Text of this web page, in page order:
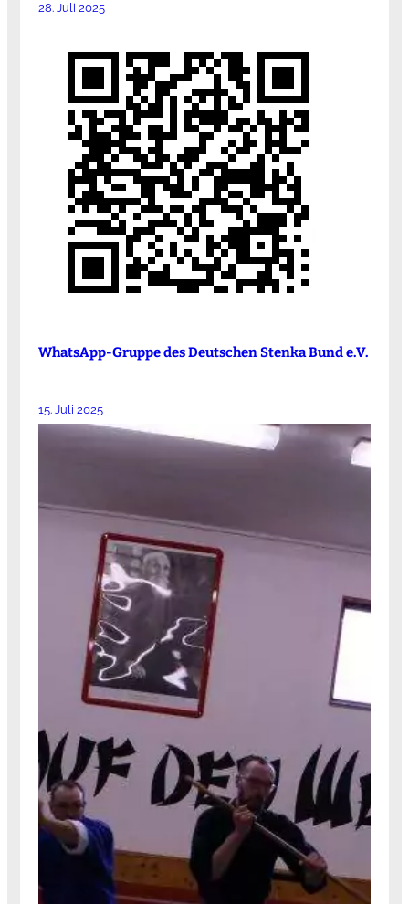
28. Juli 2025
WhatsApp-Gruppe des Deutschen Stenka Bund e.V.
15. Juli 2025